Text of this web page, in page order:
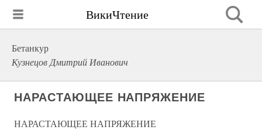
ВикиЧтение
Бетанкур
Кузнецов Дмитрий Иванович
НАРАСТАЮЩЕЕ НАПРЯЖЕНИЕ
НАРАСТАЮЩЕЕ НАПРЯЖЕНИЕ